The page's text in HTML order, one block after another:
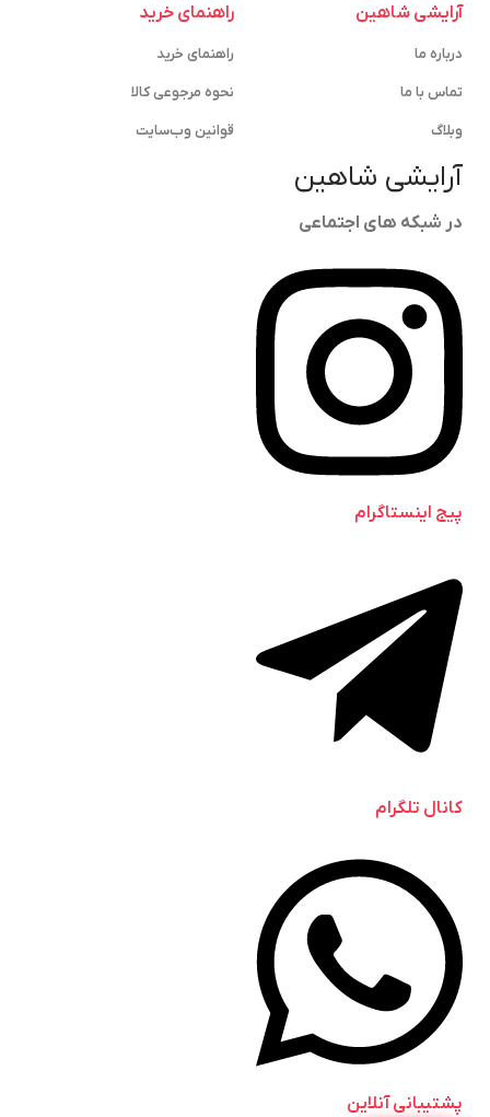
آرایشی شاهین
درباره ما
تماس با ما
وبلاگ
آرایشی شاهین
در شبکه های اجتماعی
پیج اینستاگرام
کانال تلگرام
پشتیبانی آنلاین
راهنمای خرید
راهنمای خرید
نحوه مرجوعی کالا
قوانین وب‌سایت